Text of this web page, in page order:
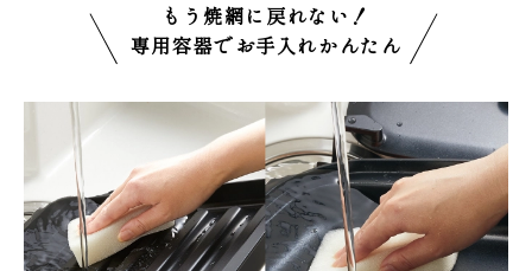
もう焼網に戻れない！
専用容器でお手入れかんたん